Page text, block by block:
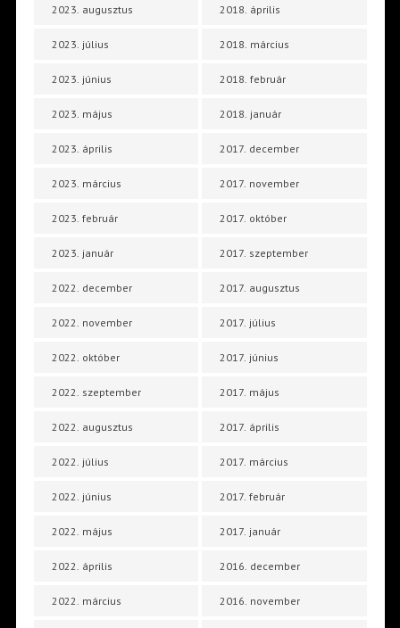
2023. augusztus
2023. július
2023. június
2023. május
2023. április
2023. március
2023. február
2023. január
2022. december
2022. november
2022. október
2022. szeptember
2022. augusztus
2022. július
2022. június
2022. május
2022. április
2022. március
2018. április
2018. március
2018. február
2018. január
2017. december
2017. november
2017. október
2017. szeptember
2017. augusztus
2017. július
2017. június
2017. május
2017. április
2017. március
2017. február
2017. január
2016. december
2016. november